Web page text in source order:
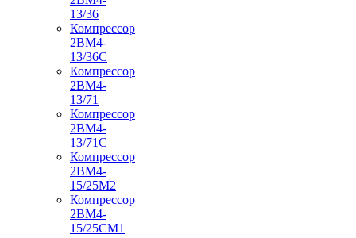
13/36
Компрессор
2ВМ4-
13/36С
Компрессор
2ВМ4-
13/71
Компрессор
2ВМ4-
13/71С
Компрессор
2ВМ4-
15/25М2
Компрессор
2ВМ4-
15/25СМ1